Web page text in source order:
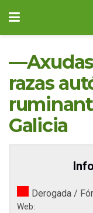
—Axudas
razas
Galicia
Derogada /
Web: